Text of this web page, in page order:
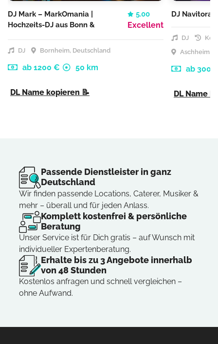
DJ Mark – MarkOmania |
Hochzeits-DJ aus Bonn &
5.00
Excellent
DJ Bornheim, Deutschland
ab 1200 € 50 km
DL Name kopieren 📝
DJ Navitora
DJ
Aschheim,
ab 300
DL Name
Passende Dienstleister in ganz
Deutschland
Wir finden passende Locations, Caterer, Musiker &
mehr – überall und für jeden Anlass.
Komplett kostenfrei & persönliche
Beratung
Unser Service ist für Dich gratis – auf Wunsch mit
individueller Expertenberatung.
Erhalte bis zu 3 Angebote innerhalb
von 48 Stunden
Kostenlos anfragen und schnell vergleichen –
ohne Aufwand.